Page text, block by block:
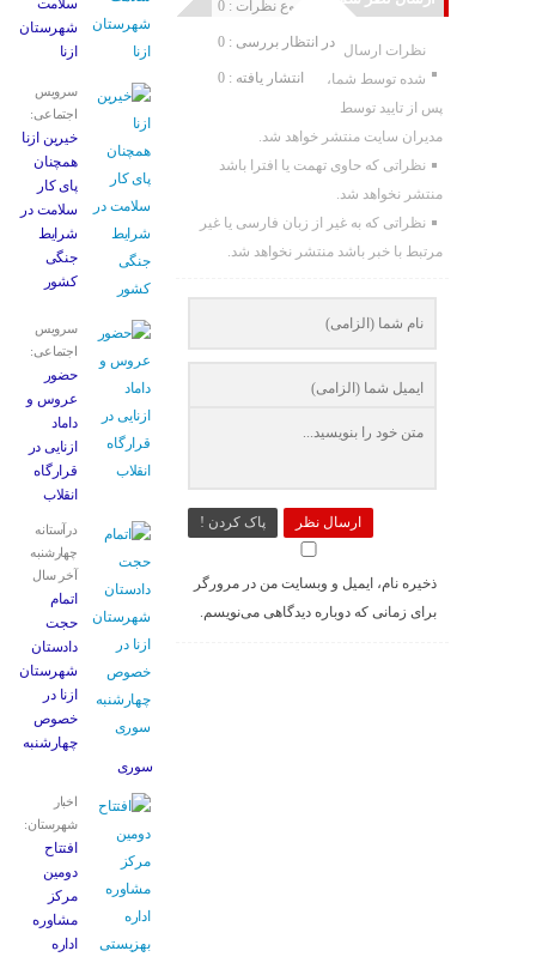
مجموع نظرات : 0
در انتظار بررسی : 0
انتشار یافته : 0
نظرات ارسال
شده توسط شما،
پس از تایید توسط
مدیران سایت منتشر خواهد شد.
نظراتی که حاوی تهمت یا افترا باشد
منتشر نخواهد شد.
نظراتی که به غیر از زبان فارسی یا غیر
مرتبط با خبر باشد منتشر نخواهد شد.
ارسال نظر پاک کردن !
ذخیره نام، ایمیل و وبسایت من در مرورگر
برای زمانی که دوباره دیدگاهی می‌نویسم.
سلامت
شهرستان
ازنا
سرویس
اجتماعی:
خیرین ازنا
همچنان
پای کار
سلامت در
شرایط
جنگی
کشور
سرویس
اجتماعی:
حضور
عروس و
داماد
ازنایی در
قرارگاه
انقلاب
درآستانه
چهارشنبه
آخر سال
اتمام
حجت
دادستان
شهرستان
ازنا در
خصوص
چهارشنبه
‌سوری
اخبار
شهرستان:
افتتاح
دومین
مرکز
مشاوره
اداره